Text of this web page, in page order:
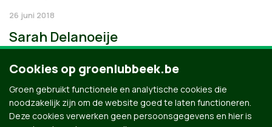
26 juni 2018
Sarah Delanoeije
Cookies op groenlubbeek.be
Groen gebruikt functionele en analytische cookies die
noodzakelijk zijn om de website goed te laten functioneren.
Deze cookies verwerken geen persoonsgegevens en hier is